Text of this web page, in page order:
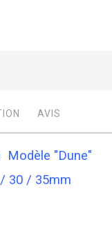
Modèle "Dune"
30 / 35mm
AVIS